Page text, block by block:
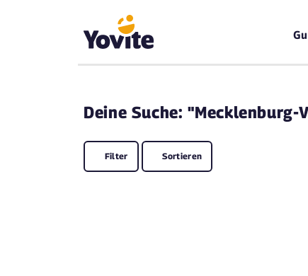
Deine Suche: "Mecklenburg-
Filter Sortieren